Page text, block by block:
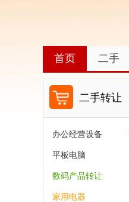
首页 二手
二手转让
办公经营设备
平板电脑
数码产品转让
家用电器